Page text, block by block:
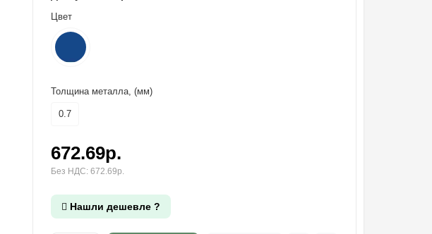
Цвет
Толщина металла, (мм)
0.7
672.69р.
Без НДС: 672.69р.
Нашли дешевле ?